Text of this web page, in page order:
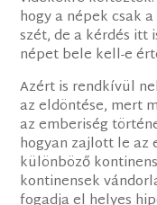
hogy a népek csak
szét, de a kérdés itt
népet bele kell-e
Azért is rendkívül
az eldöntése, mert
az emberiség
hogyan zajlott le az
különböző
kontinensek